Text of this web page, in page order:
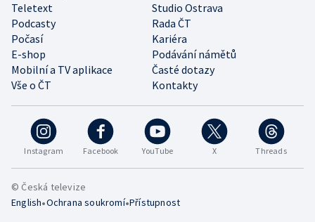
Instagram Facebook YouTube X Threads
Teletext
Studio Ostrava
Podcasty
Rada ČT
Počasí
Kariéra
E-shop
Podávání námětů
Mobilní a TV aplikace
Časté dotazy
Vše o ČT
Kontakty
© Česká televize
English•Ochrana soukromí•Přístupnost